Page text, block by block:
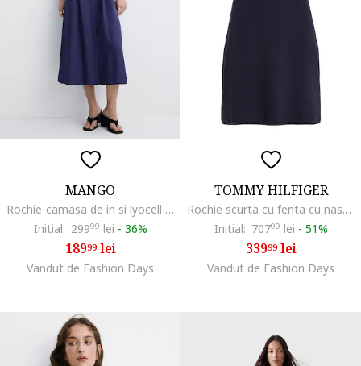
MANGO
Rochie-camasa de in si lyocell cu o curea in talie, Bleumarin
Initial: 29999 lei - 36%
18999lei
Vandut de Fashion Days
TOMMY HILFIGER
Rochie scurta cu fenta cu nasturi, Albastru ultramarin
Initial: 70799 lei - 51%
33999lei
Vandut de Fashion Days